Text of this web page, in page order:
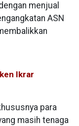
menjual
ASN
Ikrar
para
masih tenaga